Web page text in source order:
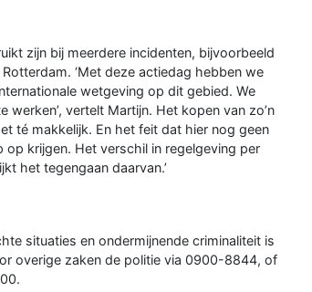
zijn bij meerdere incidenten, bijvoorbeeld
‘Met deze actiedag hebben we
wetgeving op dit gebied. We
vertelt Martijn. Het kopen van zo’n
té makkelijk. En het feit dat hier nog geen
krijgen. Het verschil in regelgeving per
het tegengaan daarvan.’
situaties en ondermijnende criminaliteit is
overige zaken de politie via 0900-8844, of